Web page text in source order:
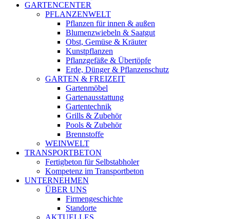
GARTENCENTER
PFLANZENWELT
Pflanzen für innen & außen
Blumenzwiebeln & Saatgut
Obst, Gemüse & Kräuter
Kunstpflanzen
Pflanzgefäße & Übertöpfe
Erde, Dünger & Pflanzenschutz
GARTEN & FREIZEIT
Gartenmöbel
Gartenausstattung
Gartentechnik
Grills & Zubehör
Pools & Zubehör
Brennstoffe
WEINWELT
TRANSPORTBETON
Fertigbeton für Selbstabholer
Kompetenz im Transportbeton
UNTERNEHMEN
ÜBER UNS
Firmengeschichte
Standorte